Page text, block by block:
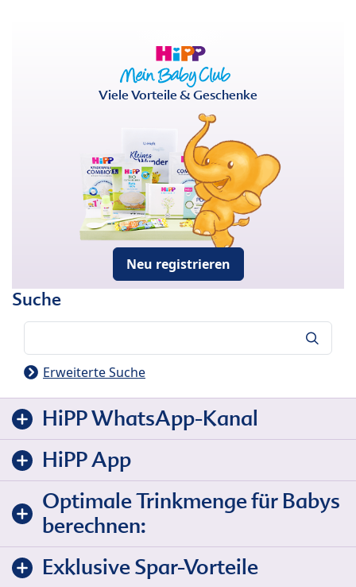
Viele Vorteile & Geschenke
Neu registrieren
Suche
Erweiterte Suche
HiPP WhatsApp-Kanal
HiPP App
Optimale Trinkmenge für Babys
berechnen:
Exklusive Spar-Vorteile